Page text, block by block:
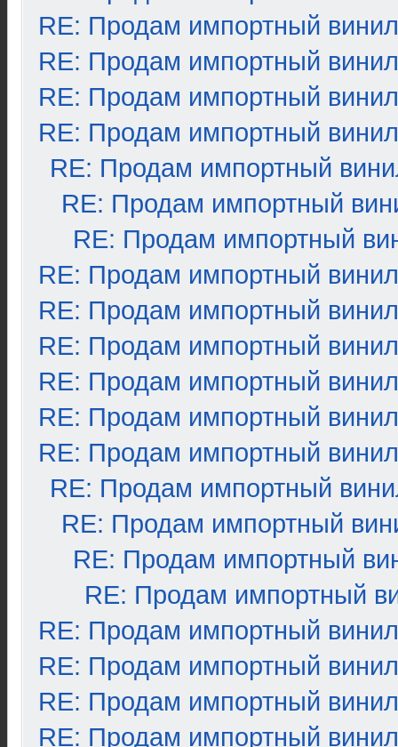
RE: Продам импортный винил
RE: Продам импортный винил
RE: Продам импортный винил
RE: Продам импортный винил
RE: Продам импортный
RE: Продам импортный
RE: Продам импортный
RE: Продам импортный винил
RE: Продам импортный винил
RE: Продам импортный винил
RE: Продам импортный винил
RE: Продам импортный винил
RE: Продам импортный винил
RE: Продам импортный
RE: Продам импортный
RE: Продам импортный
RE: Продам импортный
RE: Продам импортный винил
RE: Продам импортный винил
RE: Продам импортный винил
RE: Продам импортный винил